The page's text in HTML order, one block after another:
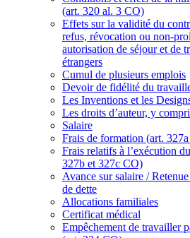
(art. 320 al. 3 CO)
Effets sur la validité du
refus, révocation ou non-
autorisation de séjour et de
étrangers
Cumul de plusieurs emplois
Devoir de fidélité du
Les Inventions et les
Les droits d’auteur, y
Salaire
Frais de formation (art.
Frais relatifs à l’exécution
327b et 327c CO)
Avance sur salaire /
de dette
Allocations familiales
Certificat médical
Empêchement de travailler